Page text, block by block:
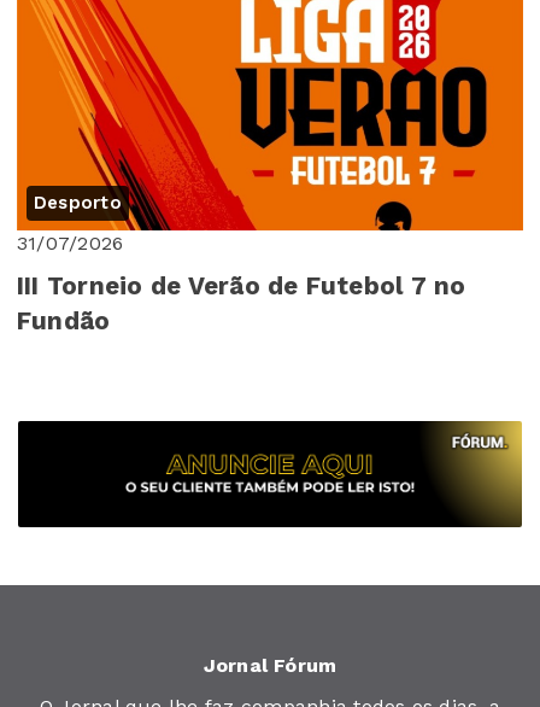
Desporto
31/07/2026
III Torneio de Verão de Futebol 7 no
Fundão
Jornal Fórum